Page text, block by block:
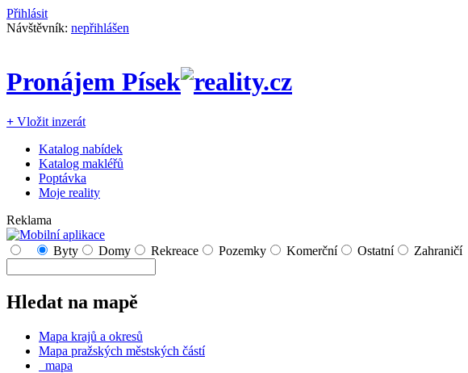
Přihlásit
Návštěvník: nepřihlášen
Pronájem Písek
+ Vložit inzerát
Katalog nabídek
Katalog makléřů
Poptávka
Moje reality
Reklama
Byty Domy Rekreace Pozemky Komerční Ostatní Zahraničí
Hledat na mapě
Mapa krajů a okresů
Mapa pražských městských částí
mapa